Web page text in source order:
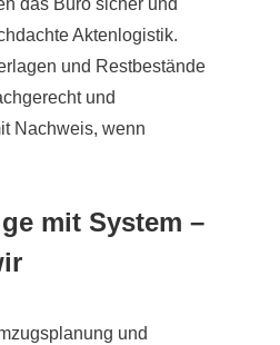
das Büro sicher und
Aktenlogistik.
und Restbestände
und
Nachweis, wenn
mit System –
und